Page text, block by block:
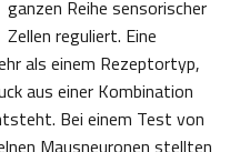
ganzen Reihe sensorischer
Zellen reguliert. Eine
als einem Rezeptortyp,
aus einer Kombination
Bei einem Test von
Mausneuronen stellten